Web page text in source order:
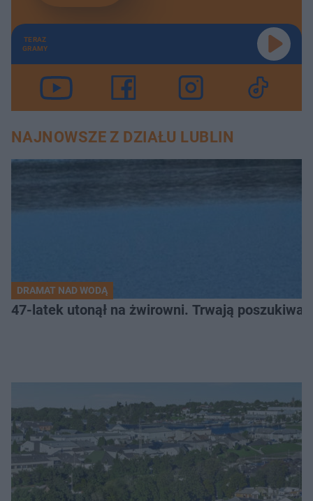
TERAZ
GRAMY
NAJNOWSZE Z DZIAŁU LUBLIN
DRAMAT NAD WODĄ
47-latek utonął na żwirowni. Trwają